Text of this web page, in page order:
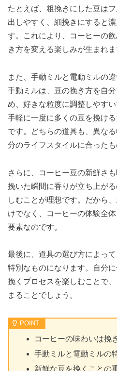
たとえば、粗挽きにした豆は
出しやすく、細挽きにすると
す。これにより、コーヒーの
き方を変える楽しみが生まれま
また、手動ミルと電動ミルの
手動ミルは、豆の挽き方を自
め、好きな粒度に調整しやす
手軽に一度に多くの豆を挽け
です。どちらの道具も、異な
分のライフスタイルに合った
さらに、コーヒー豆の新鮮さ
挽いた瞬間に香りが立ち上が
しむことが理想です。だから
けでなく、コーヒーの体験全
要素なのです。
最後に、道具の選び方によっ
特別なものになります。自分
挽くプロセスを楽しむことで
まることでしょう。
コーヒーの味わいは挽
手動ミルと電動ミルの
新鮮な豆を挽くことの